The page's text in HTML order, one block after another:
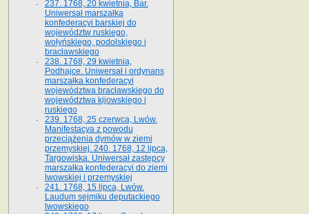
237. 1768, 20 kwietnia, Bar.
Uniwersał marszałka
konfederacyi barskiej do
województw ruskiego,
wołyńskiego, podolskiego i
bracławskiego
238. 1768, 29 kwietnia,
Podhajce. Uniwersał i ordynans
marszałka konfederacyi
województwa bracławskiego do
wo­jewództwa kijowskiego i
ruskiego
239. 1768, 25 czerwca, Lwów.
Manifestacya z powodu
przeciążenia dymów w ziemi
przemyskiej. 240. 1768, 12 lipca,
Targowiska. Uniwersał zastępcy
marszałka konfederacyi do ziemi
lwowskiej i przemyskiej
241. 1768, 15 lipca, Lwów.
Laudum sejmiku deputackiego
lwowskiego